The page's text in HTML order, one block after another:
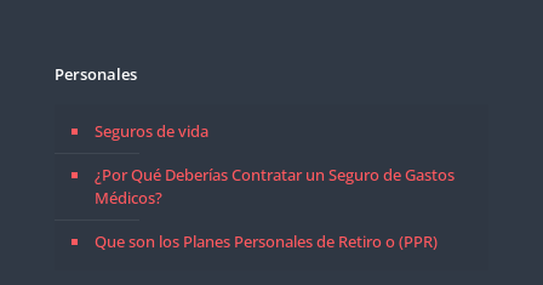
Personales
Seguros de vida
¿Por Qué Deberías Contratar un Seguro de Gastos
Médicos?
Que son los Planes Personales de Retiro o (PPR)